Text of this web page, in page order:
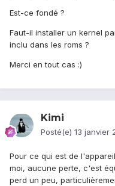
Est-ce fondé ?
Faut-il installer un kernel
inclu dans les roms ?
Merci en tout cas :)
Kimi
Posté(e) 13 janvier
Pour ce qui est de
moi, aucune perte, c'est
perd un peu,